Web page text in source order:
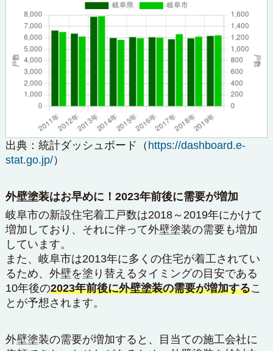
出典： 統計ダッシュボード （ https://dashboard.e-
stat.go.jp/）
外壁塗装はお早めに！2023年前後に需要が増加
岐阜市の新設住宅着工戸数は2018～2019年にかけて
増加しており、それに伴って外壁塗装の需要も増加
しています。
また、岐阜市は2013年に多くの住宅が着工されてい
るため、外壁を塗り替えるタイミングの目安である
10年後の2023年前後に外壁塗装の需要が増加するこ
とが予想されます。
外壁塗装の需要が増加すると、目当ての施工会社に